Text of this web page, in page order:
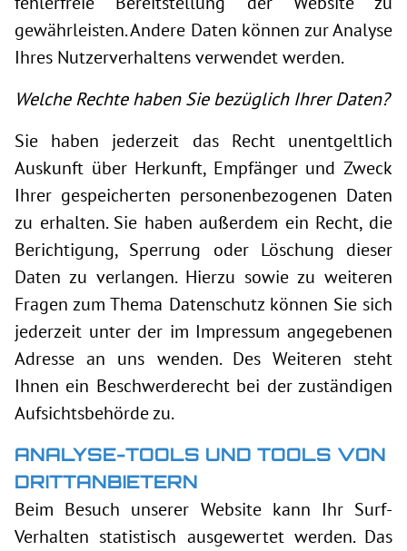
gewährleisten. Andere Daten können zur Analyse
Ihres Nutzerverhaltens verwendet werden.
Welche Rechte haben Sie bezüglich Ihrer Daten?
Sie haben jederzeit das Recht unentgeltlich
Auskunft über Herkunft, Empfänger und Zweck
Ihrer gespeicherten personenbezogenen Daten
zu erhalten. Sie haben außerdem ein Recht, die
Berichtigung, Sperrung oder Löschung dieser
Daten zu verlangen. Hierzu sowie zu weiteren
Fragen zum Thema Datenschutz können Sie sich
jederzeit unter der im Impressum angegebenen
Adresse an uns wenden. Des Weiteren steht
Ihnen ein Beschwerderecht bei der zuständigen
Aufsichtsbehörde zu.
ANALYSE-TOOLS UND TOOLS VON
DRITTANBIETERN
Beim Besuch unserer Website kann Ihr Surf-
Verhalten statistisch ausgewertet werden. Das